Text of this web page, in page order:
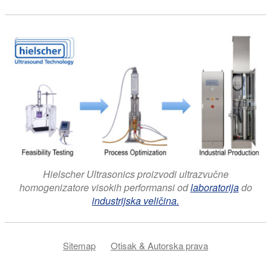
Hielscher Ultrasonics proizvodi ultrazvučne
homogenizatore visokih performansi odlaboratorijado
industrijska veličina.
Sitemap
Otisak & Autorska prava